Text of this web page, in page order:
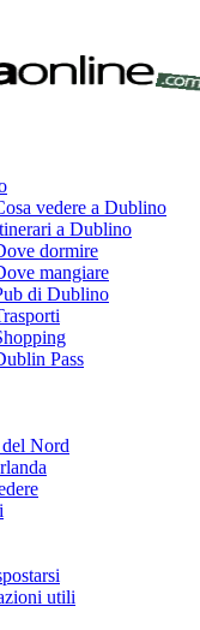
vedere a Dublino
a Dublino
dormire
mangiare
di Dublino
Pass
Nord
utili